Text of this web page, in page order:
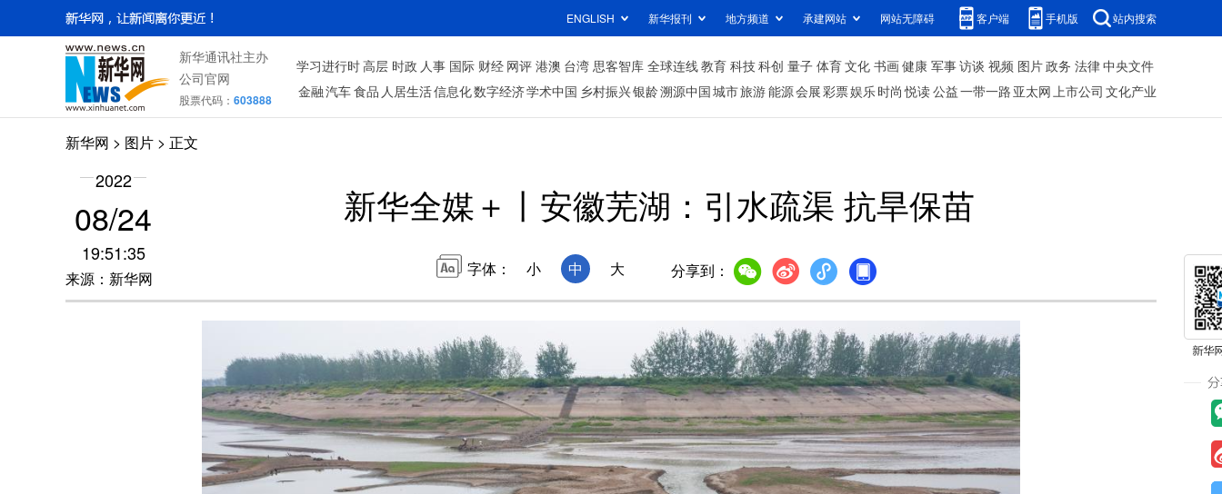
ENGLISH 新华报刊 地方频道 承建网站 网站无障碍 客户端 手机版 站内搜索
新华通讯社主办
公司官网
股票代码： 603888
学习进行时高层 时政 人事 国际 财经 网评 港澳 台湾 思客智库 全球连线教育 科技科创 量子 体育文化 书画健康 军事访谈 视频 图片政务 法律中央文件
金融汽车食品 人居生活信息化数字经济学术中国 乡村振兴银龄溯源中国城市旅游能源会展彩票娱乐时尚 悦读公益一带一路 亚太网上市公司 文化产业
新华网 > 图片 > 正文
2022
08/24
19:51:35
来源：新华网
新华全媒＋丨安徽芜湖：引水疏渠 抗旱保苗
字体： 小 中 大 分享到：